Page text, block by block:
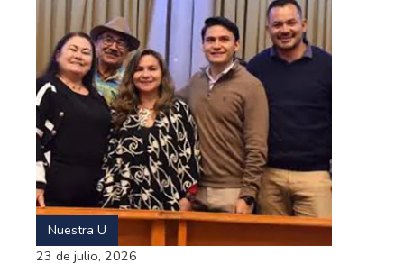
Nuestra U
23 de julio, 2026